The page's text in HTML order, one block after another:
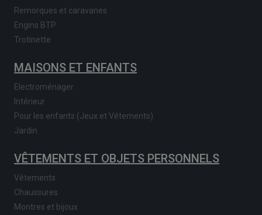
Remorques et caravanes
Engins BTP
Trotinette
MAISONS ET ENFANTS
Electroménager
Intérieur
Pour les enfants (Jeux et Vêtements)
Jardin
VÊTEMENTS ET OBJETS PERSONNELS
Vêtements
Chaussures
Montres et bijoux